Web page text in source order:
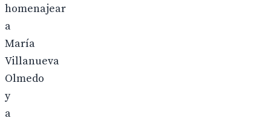
homenajear
a
María
Villanueva
Olmedo
y
a